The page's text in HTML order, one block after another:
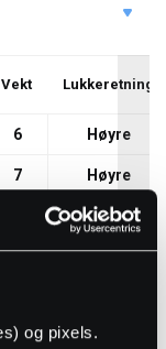
og pixels.
Vekt Lukkeretning
6 Høyre
7 Høyre
Høyre
14 Høyre
23 Høyre